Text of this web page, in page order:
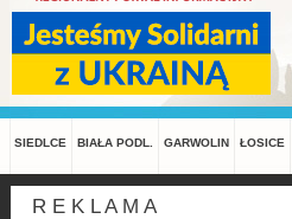
SIEDLCE BIAŁA PODL. GARWOLIN ŁOSICE
R E K L A M A